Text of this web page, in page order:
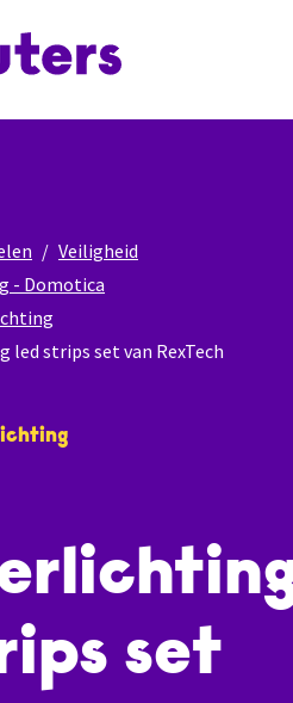
Veiligheid
- Domotica
led strips set van RexTech
set